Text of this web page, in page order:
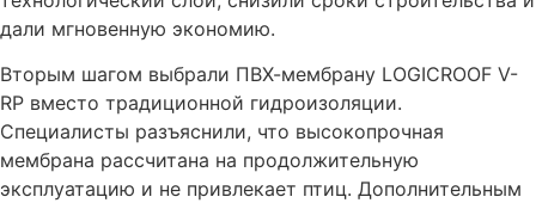
дали мгновенную экономию.
Вторым шагом выбрали ПВХ-мембрану LOGICROOF V-
RP вместо традиционной гидроизоляции.
Специалисты разъяснили, что высокопрочная
мембрана рассчитана на продолжительную
эксплуатацию и не привлекает птиц. Дополнительным